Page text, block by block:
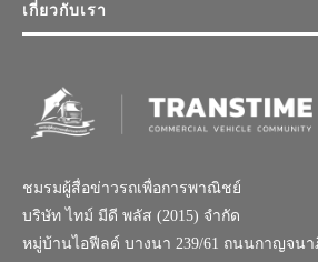
เกี่ยวกับเรา
ชมรมผู้สื่อข่าวรถเพื่อการพาณิชย์
บริษัท ไทม์ มีดี พลัส (2015) จำกัด
หมู่บ้านไอฟีลด์ บางนา 239/61 ถนนกาญจนา